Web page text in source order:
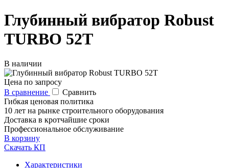
Глубинный вибратор Robust
TURBO 52T
В наличии
Цена по запросу
В сравнение
Сравнить
Гибкая ценовая политика
10 лет на рынке строительного оборудования
Доставка в кротчайшие сроки
Профессиональное обслуживание
В корзину
Скачать КП
Характеристики